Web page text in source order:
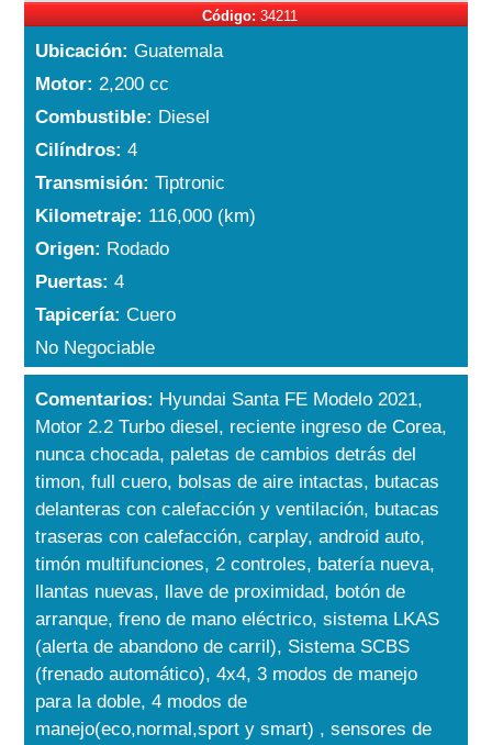
Código:34211
Ubicación:Guatemala
Motor:2,200 cc
Combustible: Diesel
Cilíndros:4
Transmisión:Tiptronic
Kilometraje: 116,000 (km)
Origen: Rodado
Puertas:4
Tapicería:Cuero
No Negociable
Comentarios: Hyundai Santa FE Modelo 2021,
Motor 2.2 Turbo diesel, reciente ingreso de Corea,
nunca chocada, paletas de cambios detrás del
timon, full cuero, bolsas de aire intactas, butacas
delanteras con calefacción y ventilación, butacas
traseras con calefacción, carplay, android auto,
timón multifunciones, 2 controles, batería nueva,
llantas nuevas, llave de proximidad, botón de
arranque, freno de mano eléctrico, sistema LKAS
(alerta de abandono de carril), Sistema SCBS
(frenado automático), 4x4, 3 modos de manejo
para la doble, 4 modos de
manejo(eco,normal,sport y smart) , sensores de